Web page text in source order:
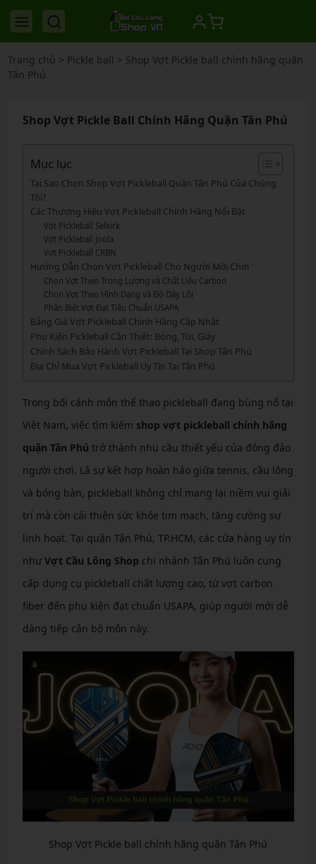
Trang chủ > Pickle ball > Shop Vợt Pickle ball chính hãng quận
Tân Phú
Shop Vợt Pickle Ball Chính Hãng Quận Tân Phú
Mục lục
Tại Sao Chọn Shop Vợt Pickleball Quận Tân Phú Của Chúng
Tôi?
Các Thương Hiệu Vợt Pickleball Chính Hãng Nổi Bật
Vợt Pickleball Selkirk
Vợt Pickleball Joola
Vợt Pickleball CRBN
Hướng Dẫn Chọn Vợt Pickleball Cho Người Mới Chơi
Chọn Vợt Theo Trọng Lượng và Chất Liệu Carbon
Chọn Vợt Theo Hình Dạng và Độ Dày Lõi
Phân Biệt Vợt Đạt Tiêu Chuẩn USAPA
Bảng Giá Vợt Pickleball Chính Hãng Cập Nhật
Phụ Kiện Pickleball Cần Thiết: Bóng, Túi, Giày
Chính Sách Bảo Hành Vợt Pickleball Tại Shop Tân Phú
Địa Chỉ Mua Vợt Pickleball Uy Tín Tại Tân Phú
Trong bối cảnh môn thể thao pickleball đang bùng nổ tại
Việt Nam, việc tìm kiếm shop vợt pickleball chính hãng
quận Tân Phú trở thành nhu cầu thiết yếu của đông đảo
người chơi. Là sự kết hợp hoàn hảo giữa tennis, cầu lông
và bóng bàn, pickleball không chỉ mang lại niềm vui giải
trí mà còn cải thiện sức khỏe tim mạch, tăng cường sự
linh hoạt. Tại quận Tân Phú, TP.HCM, các cửa hàng uy tín
nhưVợt Cầu Lông Shop chi nhánh Tân Phú luôn cung
cấp dụng cụ pickleball chất lượng cao, từ vợt carbon
fiber đến phụ kiện đạt chuẩn USAPA, giúp người mới dễ
dàng tiếp cận bộ môn này.
Shop Vợt Pickle ball chính hãng quận Tân Phú